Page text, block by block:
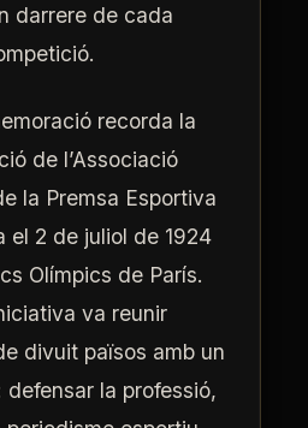
darrere de cada
recorda la
de l’Associació
la Premsa Esportiva
el 2 de juliol de 1924
Olímpics de París.
va reunir
divuit països amb un
la professió,